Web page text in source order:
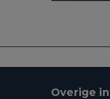
Overige